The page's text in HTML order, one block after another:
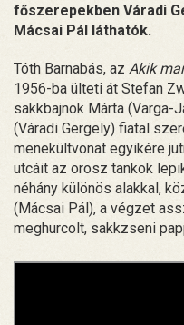
főszerepekben Váradi
Mácsai Pál láthatók.
Tóth Barnabás, az Akik
1956-ba ülteti át Stefan
sakkbajnok Márta (Varga-
(Váradi Gergely) fiatal
menekültvonat egyikére
utcáit az orosz tankok
néhány különös alakkal,
(Mácsai Pál), a végzet
meghurcolt, sakkzseni